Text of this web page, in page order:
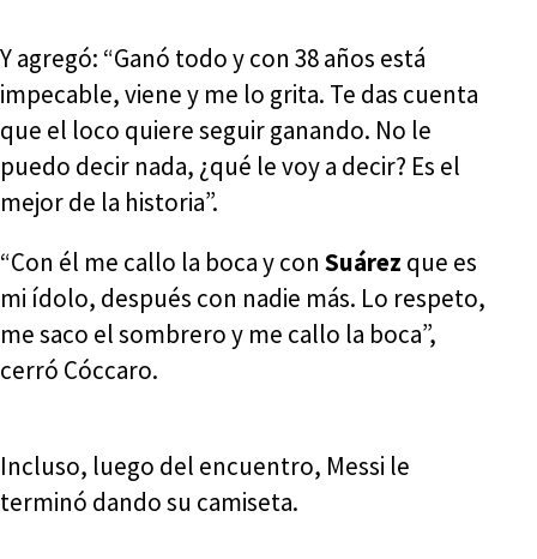
Y agregó: “Ganó todo y con 38 años está
impecable, viene y me lo grita. Te das cuenta
que el loco quiere seguir ganando. No le
puedo decir nada, ¿qué le voy a decir? Es el
mejor de la historia”.
“Con él me callo la boca y con Suárez que es
mi ídolo, después con nadie más. Lo respeto,
me saco el sombrero y me callo la boca”,
cerró Cóccaro.
Incluso, luego del encuentro, Messi le
terminó dando su camiseta.